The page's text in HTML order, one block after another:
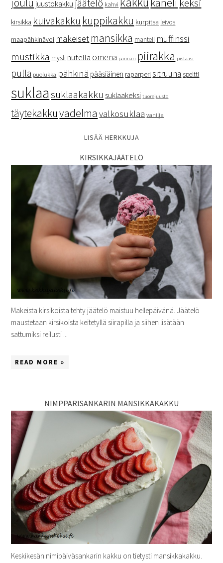
juustokakku jäätelö kahvi
kirsikka kuivakakku kuppikakku kurpitsa leivos
maapähkinävoi makeiset mansikka manteli muffinssi
mustikka mysli nutella omena pannari piirakka pistaasi
pulla puolukka pähkinä pääsiäinen raparperi sitruuna speltti
suklaa suklaakakku suklaakeksi tuorejuusto
täytekakkuvadelma valkosuklaa vanilja
LISÄÄ HERKKUJA
KIRSIKKAJÄÄTELÖ
Makeista kirsikoista tehty jäätelö maistuu hellepäivänä. Jäätelö
maustetaan kirsikoista keitetyllä siirapilla ja siihen lisätään
sattumiksi reilusti ...
READ MORE »
NIMPPARISANKARIN MANSIKKAKAKKU
Keskikesän nimipäiväsankarin kakku on tietysti mansikkakakku.